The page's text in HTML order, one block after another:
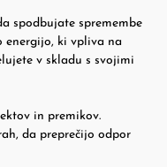
spodbujate spremembe
energijo, ki vpliva na
v skladu s svojimi
in premikov.
da preprečijo odpor